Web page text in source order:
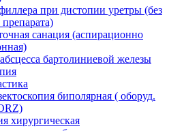
при дистопии уретры (без
санация (аспирационно
бартолиниевой железы
биполярная ( оборуд.
хирургическая